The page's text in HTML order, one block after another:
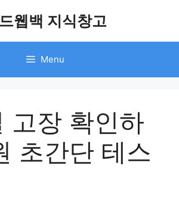
웹백 지식창고
Menu
고장 확인하
초간단 테스